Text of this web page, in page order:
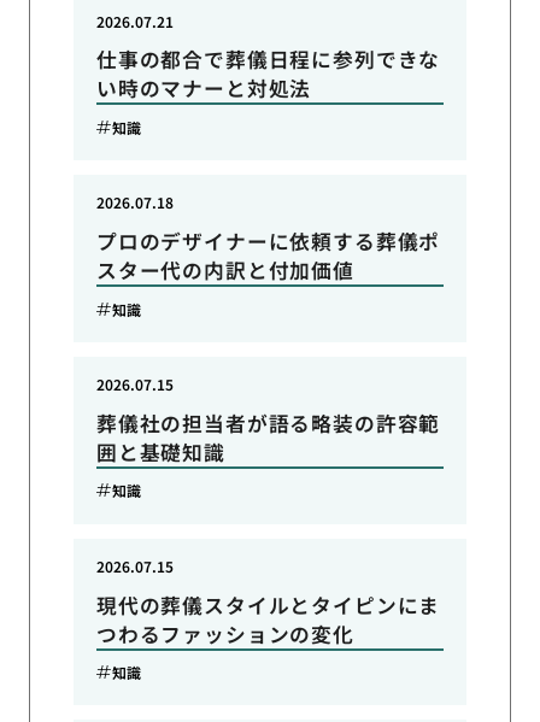
仕事の都合で葬儀日程に参列できな
い時のマナーと対処法
2026.07.21
知識
プロのデザイナーに依頼する葬儀ポ
スター代の内訳と付加価値
2026.07.18
知識
葬儀社の担当者が語る略装の許容範
囲と基礎知識
2026.07.15
知識
現代の葬儀スタイルとタイピンにま
つわるファッションの変化
2026.07.15
知識